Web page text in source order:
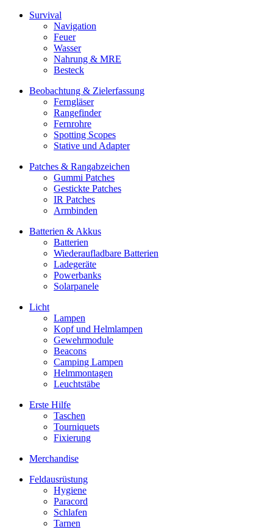
Survival
Navigation
Feuer
Wasser
Nahrung & MRE
Besteck
Beobachtung & Zielerfassung
Ferngläser
Rangefinder
Fernrohre
Spotting Scopes
Stative und Adapter
Patches & Rangabzeichen
Gummi Patches
Gestickte Patches
IR Patches
Armbinden
Batterien & Akkus
Batterien
Wiederaufladbare Batterien
Ladegeräte
Powerbanks
Solarpanele
Licht
Lampen
Kopf und Helmlampen
Gewehrmodule
Beacons
Camping Lampen
Helmmontagen
Leuchtstäbe
Erste Hilfe
Taschen
Tourniquets
Fixierung
Merchandise
Feldausrüstung
Hygiene
Paracord
Schlafen
Tarnen